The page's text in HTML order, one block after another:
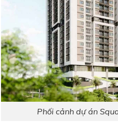
Phối cảnh dự án